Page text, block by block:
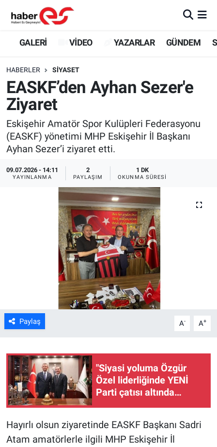
GALERİ VİDEO YAZARLAR GÜNDEM
HABERLER SİYASET
EASKF’den Ayhan Sezer'e
Ziyaret
Eskişehir Amatör Spor Kulüpleri Federasyonu
(EASKF) yönetimi MHP Eskişehir İl Başkanı
Ayhan Sezer’i ziyaret etti.
09.07.2026 - 14:11
YAYINLANMA
2
PAYLAŞIM
1 DK
OKUNMA SÜRESI
Paylaş A- A+
"Siyasi yoluma Özgür
Özel liderliğinde YENİ
Parti çatısı altında
Hayırlı olsun ziyaretinde EASKF Başkanı Sadri
Atam amatörlerle ilgili MHP Eskişehir İl
GALERİ
YAZARLAR
GÜNDEM
SİYASET
EKONOMİ
Eskişehir Nöbetçi Eczaneler
Eskişehir Trafik Yoğunluk Haritası
Süper Lig Puan Durumu ve Fikstür
Tüm Manşetler
Haber Arşivi